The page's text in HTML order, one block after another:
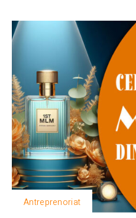
Antreprenoriat